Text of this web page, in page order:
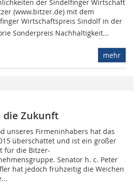
der Sindelfinger Wirtschaft
(www.bitzer.de) mit dem
Wirtschaftspreis Sindolf in der
Sonderpreis Nachhaltigkeit...
mehr
Zukunft
unseres Firmeninhabers hat das
überschattet und ist ein großer
für die Bitzer-
Senator h. c. Peter
hat jedoch frühzeitig die Weichen